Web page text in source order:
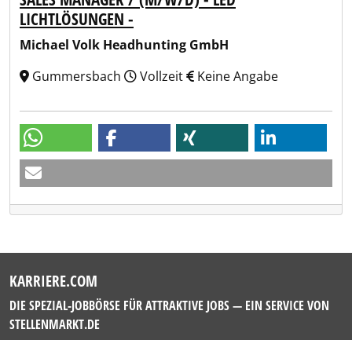
LICHTLÖSUNGEN -
Michael Volk Headhunting GmbH
Gummersbach
Vollzeit Keine Angabe
KARRIERE.COM
DIE SPEZIAL-JOBBÖRSE FÜR ATTRAKTIVE JOBS — EIN SERVICE VON
STELLENMARKT.DE